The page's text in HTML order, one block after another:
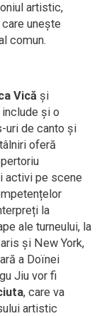
artistic,
unește
comun.
Vică și
și o
uri de canto și
oferă
activi pe scene
la
ale turneului, la
și New York,
a Doïnei
Jiu vor fi
, care va
artistic